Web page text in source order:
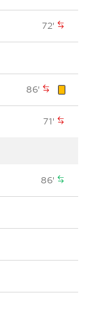
72'
86'
71'
86'